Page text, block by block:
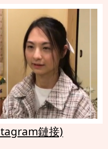
鏈接)